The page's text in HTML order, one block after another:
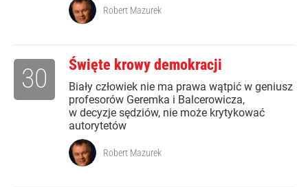
Robert Mazurek
Święte krowy demokracji
Biały człowiek nie ma prawa wątpić w geniusz
profesorów Geremka i Balcerowicza,
w decyzje sędziów, nie może krytykować
autorytetów
30
Robert Mazurek